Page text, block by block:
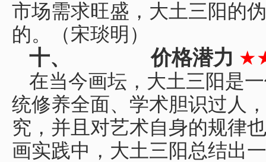
市场需求旺盛，大土三阳的
的。（宋琰明）
十、 价格潜力
在当今画坛，大土三阳是
统修养全面、学术胆识过人
究，并且对艺术自身的规律
画实践中，大土三阳总结出